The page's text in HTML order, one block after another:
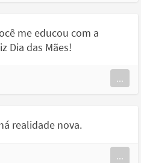
me educou com a
Dia das Mães!
...
realidade nova.
...